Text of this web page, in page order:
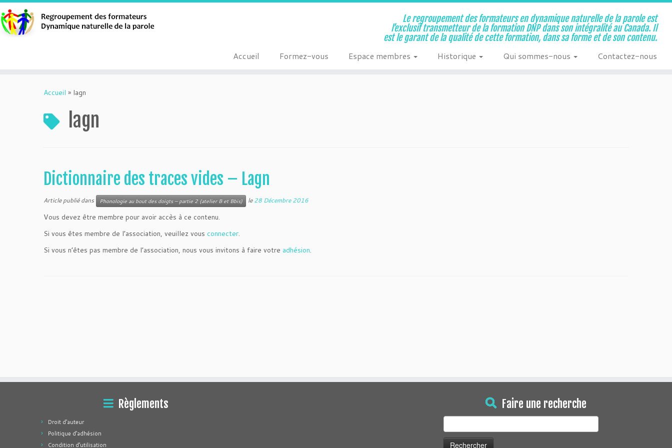
Le regroupement des formateurs en dynamique naturelle de la parole est
l’exclusif transmetteur de la formation DNP dans son intégralité au Canada. Il
est le garant de la qualité de cette formation, dans sa forme et de son contenu.
Accueil Formez-vous Espace membres Historique Qui sommes-nous Contactez-nous
Accueil » lagn
lagn
Dictionnaire des traces vides – Lagn
Article publié dans Phonologie au bout des doigts – partie 2 (atelier B et Bbis) le28 Décembre 2016
Vous devez être membre pour avoir accès à ce contenu.
Si vous êtes membre de l’association, veuillez vous connecter.
Si vous n’êtes pas membre de l’association, nous vous invitons à faire votre adhésion.
Règlements
Droit d’auteur
Politique d’adhésion
Condition d’utilisation
Faire une recherche